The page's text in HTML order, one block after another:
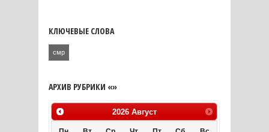
КЛЮЧЕВЫЕ СЛОВА
смр
АРХИВ РУБРИКИ «»
2026 Август